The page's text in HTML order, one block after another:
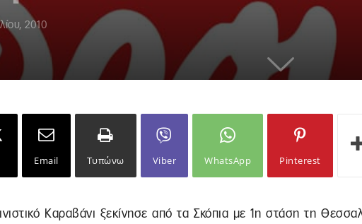
2010
Email Τυπώνω Viber WhatsApp Pinterest
Καραβάνι ξεκίνησε από τα Σκόπια με 1η στάση τη